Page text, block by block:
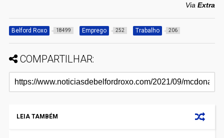
ViaExtra
Belford Roxo 18499 Emprego 252 Trabalho 206
COMPARTILHAR:
LEIA TAMBÉM